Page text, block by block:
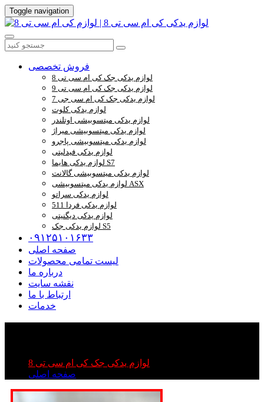
Toggle navigation
فروش تخصصی
لوازم یدکی جک کی ام سی تی 8
لوازم یدکی جک کی ام سی تی 9
لوازم یدکی جک کی ام سی جی 7
لوازم یدکی کلوت
لوازم یدکی میتسوبیشی اوتلندر
لوازم یدکی میتسوبیشی میراژ
لوازم یدکی میتسوبیشی پاجرو
لوازم یدکی فیدلیتی
لوازم یدکی هایما S7
لوازم یدکی میتسوبیشی گالانت
لوازم یدکی میتسوبیشی ASX
لوازم یدکی سراتو
لوازم یدکی فردا 511
لوازم یدکی دیگنیتی
لوازم یدکی جک S5
۰۹۱۲۵۱۰۱۶۳۳
صفحه اصلی
لیست تمامی محصولات
درباره ما
نقشه سایت
ارتباط با ما
خدمات
لوازم یدکی جک کی ام سی تی 8
صفحه اصلی